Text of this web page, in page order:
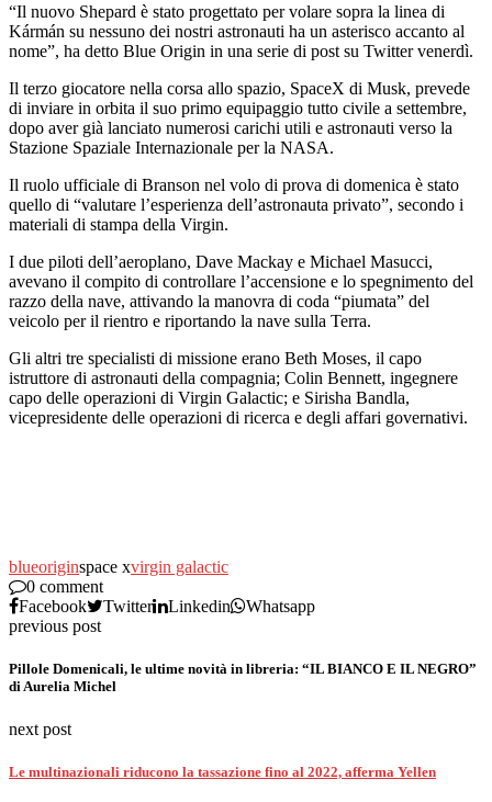
“Il nuovo Shepard è stato progettato per volare sopra la linea di
Kármán su nessuno dei nostri astronauti ha un asterisco accanto al
nome”, ha detto Blue Origin in una serie di post su Twitter venerdì.
Il terzo giocatore nella corsa allo spazio, SpaceX di Musk, prevede
di inviare in orbita il suo primo equipaggio tutto civile a settembre,
dopo aver già lanciato numerosi carichi utili e astronauti verso la
Stazione Spaziale Internazionale per la NASA.
Il ruolo ufficiale di Branson nel volo di prova di domenica è stato
quello di “valutare l’esperienza dell’astronauta privato”, secondo i
materiali di stampa della Virgin.
I due piloti dell’aeroplano, Dave Mackay e Michael Masucci,
avevano il compito di controllare l’accensione e lo spegnimento del
razzo della nave, attivando la manovra di coda “piumata” del
veicolo per il rientro e riportando la nave sulla Terra.
Gli altri tre specialisti di missione erano Beth Moses, il capo
istruttore di astronauti della compagnia; Colin Bennett, ingegnere
capo delle operazioni di Virgin Galactic; e Sirisha Bandla,
vicepresidente delle operazioni di ricerca e degli affari governativi.
blueoriginspace xvirgin galactic
0 comment
Facebook
Twitter Linkedin
Whatsapp
previous post
Pillole Domenicali, le ultime novità in libreria: “IL BIANCO E IL NEGRO”
di Aurelia Michel
next post
Le multinazionali riducono la tassazione fino al 2022, afferma Yellen